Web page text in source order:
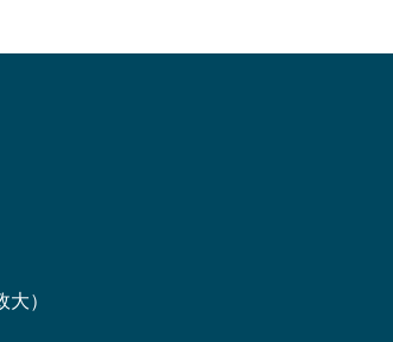
大）